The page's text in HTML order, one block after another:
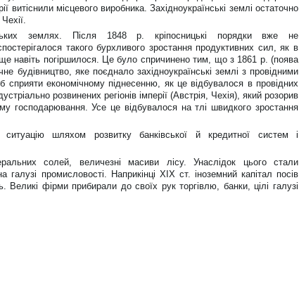
витіснили місцевого виробника. Західноукраїнські землі остаточно
землях. Після 1848 р. кріпосницькі порядки вже не
такого бурхливого зростання продуктивних сил, як в
навіть погіршилося. Це було спричинено тим, що з 1861 р. (поява
будівництво, яке поєднало західноукраїнські землі з провідними
економічному піднесенню, як це відбувалося в провідних
розвинених регіонів імперії (Австрія, Чехія), який розорив
господарювання. Усе це відбувалося на тлі швидкого зростання
шляхом розвитку банківської й кредитної систем і
солей, величезні масиви лісу. Унаслідок цього стали
промисловості. Наприкінці XIX ст. іноземний капітал посів
Великі фірми прибирали до своїх рук торгівлю, банки, цілі галузі